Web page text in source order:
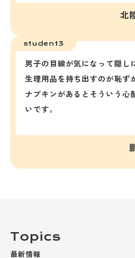
北
student3
男子の目線が気になって隠し
生理用品を持ち出すのが恥ず
ナプキンがあるとそういう心
いです。
Topics
最新情報